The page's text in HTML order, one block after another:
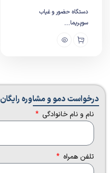
دستگاه حضور و غیاب
سوپریما...
درخواست دمو و مشاوره رایگان​
نام و نام خانوادگی
تلفن همراه